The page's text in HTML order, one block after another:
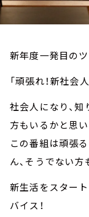
新年度一発目の
「頑張れ！新社会人
社会人になり、
方もいるかと思い
この番組は頑張
ん、そうでない方
新生活をスター
バイス！